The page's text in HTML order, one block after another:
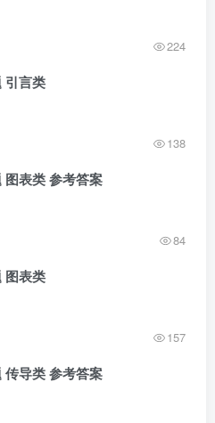
224
引言类
138
表类 参考答案
84
图表类
157
导类 参考答案